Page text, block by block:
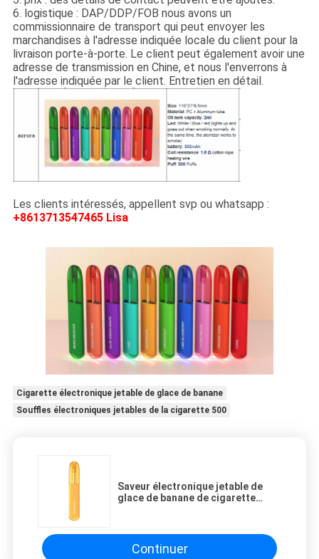
6. logistique : DAP/DDP/FOB nous avons un
commissionnaire de transport qui peut envoyer les
marchandises à l'adresse indiquée locale du client pour la
livraison porte-à-porte. Le client peut également avoir une
adresse de transmission en Chine, et nous l'enverrons à
l'adresse indiquée par le client. Entretien en détail.
Les clients intéressés, appellent svp ou whatsapp :
+8613713547465 Lisa
Cigarette électronique jetable de glace de banane
Souffles électroniques jetables de la cigarette 500
Saveur électronique jetable de
glace de banane de cigarette
Continuer